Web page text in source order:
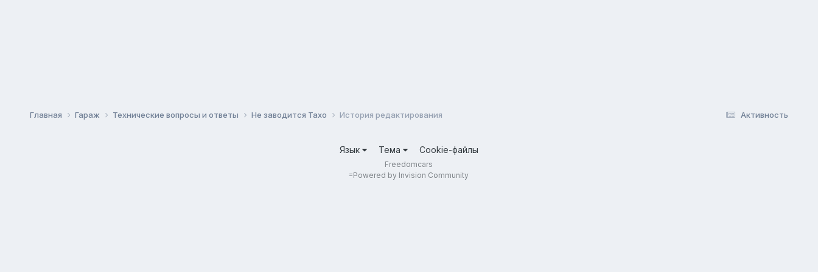
Активность
Главная Гараж Технические вопросы и ответы Не заводится Тахо История редактирования
Язык Тема Cookie-файлы
Freedomcars
=Powered by Invision Community